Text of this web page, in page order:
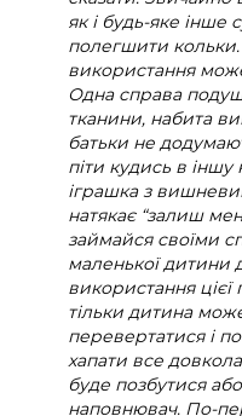
як і будь-яке інше
полегшити кольки.
використання
Одна справа
тканини, набита
батьки не
піти кудись в іншу
іграшка з
натякає “залиш
займайся своїми
маленької дитини
використання
тільки дитина
перевертатися і
хапати все
буде позбутися
наповнювач. По-